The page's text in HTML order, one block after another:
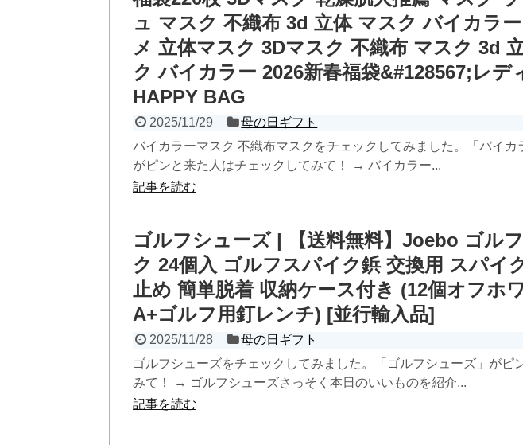
ュ マスク 不織布 3d 立体 マスク バイカラ
メ 立体マスク 3Dマスク 不織布 マスク 3d
ク バイカラー 2026新春福袋&#128567;レデ
HAPPY BAG
2025/11/29
母の日ギフト
バイカラーマスク 不織布マスクをチェックしてみました。「バイカ
がピンと来た人はチェックしてみて！ → バイカラー...
記事を読む
ゴルフシューズ | 【送料無料】Joebo ゴル
ク 24個入 ゴルフスパイク鋲 交換用 スパイ
止め 簡単脱着 収納ケース付き (12個オフホ
A+ゴルフ用釘レンチ) [並行輸入品]
2025/11/28
母の日ギフト
ゴルフシューズをチェックしてみました。「ゴルフシューズ」がピ
みて！ → ゴルフシューズさっそく本日のいいものを紹介...
記事を読む